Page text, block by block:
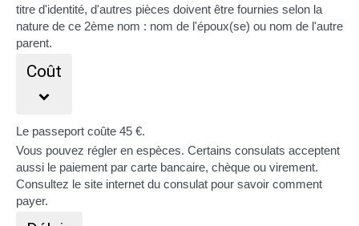
titre d'identité, d'autres pièces doivent être fournies selon la
nature de ce 2ème nom : nom de l'époux(se) ou nom de l'autre
parent.
Coût
Le passeport coûte 45 €.
Vous pouvez régler en espèces. Certains consulats acceptent
aussi le paiement par carte bancaire, chèque ou virement.
Consultez le site internet du consulat pour savoir comment
payer.